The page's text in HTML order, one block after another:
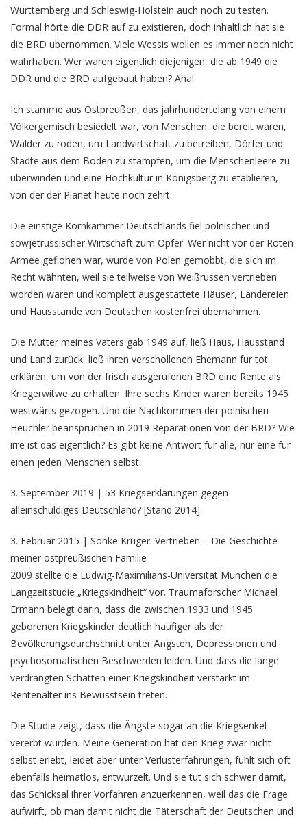
Württemberg und Schleswig-Holstein auch noch zu testen.
Formal hörte die DDR auf zu existieren, doch inhaltlich hat sie
die BRD übernommen. Viele Wessis wollen es immer noch nicht
wahrhaben. Wer waren eigentlich diejenigen, die ab 1949 die
DDR und die BRD aufgebaut haben? Aha!
Ich stamme aus Ostpreußen, das jahrhundertelang von einem
Völkergemisch besiedelt war, von Menschen, die bereit waren,
Wälder zu roden, um Landwirtschaft zu betreiben, Dörfer und
Städte aus dem Boden zu stampfen, um die Menschenleere zu
überwinden und eine Hochkultur in Königsberg zu etablieren,
von der der Planet heute noch zehrt.
Die einstige Kornkammer Deutschlands fiel polnischer und
sowjetrussischer Wirtschaft zum Opfer. Wer nicht vor der Roten
Armee geflohen war, wurde von Polen gemobbt, die sich im
Recht wähnten, weil sie teilweise von Weißrussen vertrieben
worden waren und komplett ausgestattete Häuser, Ländereien
und Hausstände von Deutschen kostenfrei übernahmen.
Die Mutter meines Vaters gab 1949 auf, ließ Haus, Hausstand
und Land zurück, ließ ihren verschollenen Ehemann für tot
erklären, um von der frisch ausgerufenen BRD eine Rente als
Kriegerwitwe zu erhalten. Ihre sechs Kinder waren bereits 1945
westwärts gezogen. Und die Nachkommen der polnischen
Heuchler beanspruchen in 2019 Reparationen von der BRD? Wie
irre ist das eigentlich? Es gibt keine Antwort für alle, nur eine für
einen jeden Menschen selbst.
3. September 2019 | 53 Kriegserklärungen gegen
alleinschuldiges Deutschland? [Stand 2014]
3. Februar 2015 | Sönke Krüger: Vertrieben – Die Geschichte
meiner ostpreußischen Familie
2009 stellte die Ludwig-Maximilians-Universität München die
Langzeitstudie „Kriegskindheit“ vor. Traumaforscher Michael
Ermann belegt darin, dass die zwischen 1933 und 1945
geborenen Kriegskinder deutlich häufiger als der
Bevölkerungsdurchschnitt unter Ängsten, Depressionen und
psychosomatischen Beschwerden leiden. Und dass die lange
verdrängten Schatten einer Kriegskindheit verstärkt im
Rentenalter ins Bewusstsein treten.
Die Studie zeigt, dass die Ängste sogar an die Kriegsenkel
vererbt wurden. Meine Generation hat den Krieg zwar nicht
selbst erlebt, leidet aber unter Verlusterfahrungen, fühlt sich oft
ebenfalls heimatlos, entwurzelt. Und sie tut sich schwer damit,
das Schicksal ihrer Vorfahren anzuerkennen, weil das die Frage
aufwirft, ob man damit nicht die Täterschaft der Deutschen und